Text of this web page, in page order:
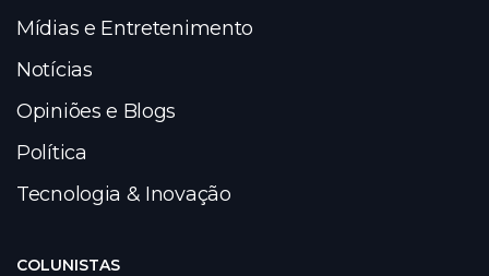
Mídias e Entretenimento
Notícias
Opiniões e Blogs
Política
Tecnologia & Inovação
COLUNISTAS